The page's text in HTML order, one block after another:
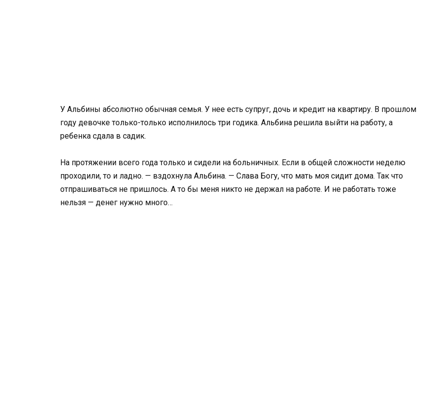
У Альбины абсолютно обычная семья. У нее есть супруг, дочь и кредит на квартиру. В прошлом
году девочке только-только исполнилось три годика. Альбина решила выйти на работу, а
ребенка сдала в садик.
На протяжении всего года только и сидели на больничных. Если в общей сложности неделю
проходили, то и ладно. — вздохнула Альбина. — Слава Богу, что мать моя сидит дома. Так что
отпрашиваться не пришлось. А то бы меня никто не держал на работе. И не работать тоже
нельзя — денег нужно много…